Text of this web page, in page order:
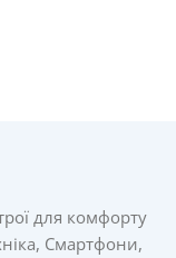
для комфорту
Смартфони,